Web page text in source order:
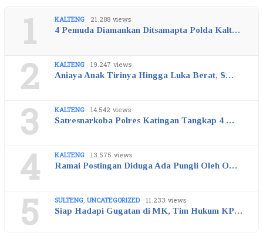
1 KALTENG 21.288 views
4 Pemuda Diamankan Ditsamapta Polda Kalt…
2 KALTENG 19.247 views
Aniaya Anak Tirinya Hingga Luka Berat, S…
3 KALTENG 14.542 views
Satresnarkoba Polres Katingan Tangkap 4 …
4 KALTENG 13.575 views
Ramai Postingan Diduga Ada Pungli Oleh O…
5 SULTENG, UNCATEGORIZED 11.233 views
Siap Hadapi Gugatan di MK, Tim Hukum KP…